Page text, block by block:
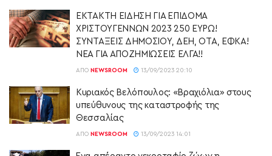
ΕΚΤΑΚΤΗ ΕΙΔΗΣΗ ΓΙΑ ΕΠΙΔΟΜΑ
ΧΡΙΣΤΟΥΓΕΝΝΩΝ 2023 250 ΕΥΡΩ!
ΣΥΝΤΑΞΕΙΣ ΔΗΜΟΣΙΟΥ, ΔΕΗ, ΟΤΑ, ΕΦΚΑ!
ΝΕΑ ΓΙΑ ΑΠΟΖΗΜΙΩΣΕΙΣ ΕΛΓΑ!!
ΑΠΌ NEWSROOM 13/09/2023 20:10
Κυριακός Βελόπουλος: «Βραχιόλια» στους
υπεύθυνους της καταστροφής της
Θεσσαλίας
ΑΠΌ NEWSROOM 13/09/2023 14:01